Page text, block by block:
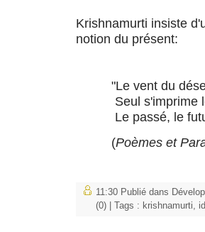
Krishnamurti insiste
notion du présent:
"Le vent du désert
Seul s'imprime le
Le passé, le futur,
(Poèmes et
11:30 Publié dans
(0) | Tags : krishnamurti,